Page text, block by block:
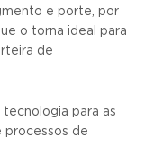
e porte, por
o torna ideal para
de
para as
processos de